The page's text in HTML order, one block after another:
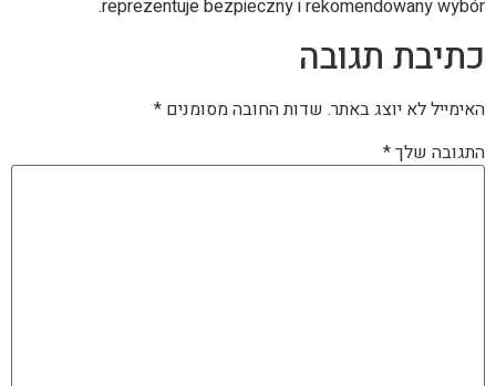
reprezentuje bezpieczny i rekomendowany wybór.
כתיבת תגובה
האימייל לא יוצג באתר. שדות החובה מסומנים *
התגובה שלך*